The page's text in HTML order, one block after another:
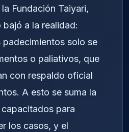
Fundación Taiyari,
bajó a la realidad:
padecimientos solo se
o paliativos, que
con respaldo oficial
A esto se suma la
para
los casos, y el